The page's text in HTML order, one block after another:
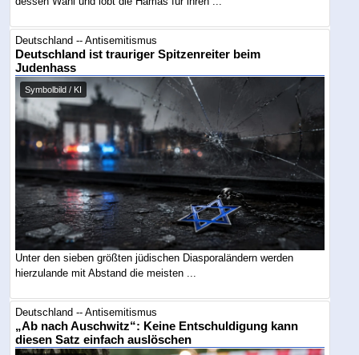
Deutschland -- Antisemitismus
Deutschland ist trauriger Spitzenreiter beim
Judenhass
Symbolbild / KI
Unter den sieben größten jüdischen Diasporaländern werden
hierzulande mit Abstand die meisten ...
Deutschland -- Antisemitismus
„Ab nach Auschwitz“: Keine Entschuldigung kann
diesen Satz einfach auslöschen